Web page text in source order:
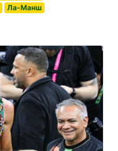
Ла-Манш